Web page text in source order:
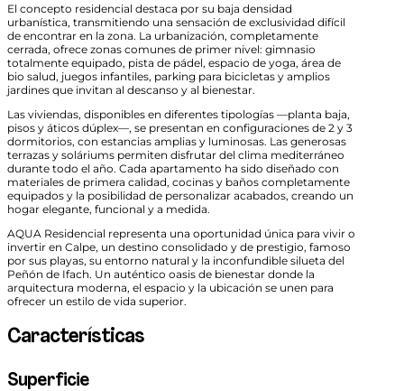
El concepto residencial destaca por su baja densidad
urbanística, transmitiendo una sensación de exclusividad difícil
de encontrar en la zona. La urbanización, completamente
cerrada, ofrece zonas comunes de primer nivel: gimnasio
totalmente equipado, pista de pádel, espacio de yoga, área de
bio salud, juegos infantiles, parking para bicicletas y amplios
jardines que invitan al descanso y al bienestar.
Las viviendas, disponibles en diferentes tipologías —planta baja,
pisos y áticos dúplex—, se presentan en configuraciones de 2 y 3
dormitorios, con estancias amplias y luminosas. Las generosas
terrazas y soláriums permiten disfrutar del clima mediterráneo
durante todo el año. Cada apartamento ha sido diseñado con
materiales de primera calidad, cocinas y baños completamente
equipados y la posibilidad de personalizar acabados, creando un
hogar elegante, funcional y a medida.
AQUA Residencial representa una oportunidad única para vivir o
invertir en Calpe, un destino consolidado y de prestigio, famoso
por sus playas, su entorno natural y la inconfundible silueta del
Peñón de Ifach. Un auténtico oasis de bienestar donde la
arquitectura moderna, el espacio y la ubicación se unen para
ofrecer un estilo de vida superior.
Características
Superficie